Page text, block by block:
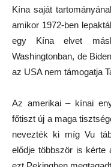
Kína saját
amikor 1972-ben
egy Kína elvet
Washingtonban, de
az USA nem támogatja
Az amerikai – kínai
főtiszt új a maga
nevezték ki míg Vu
elődje többször is kérte